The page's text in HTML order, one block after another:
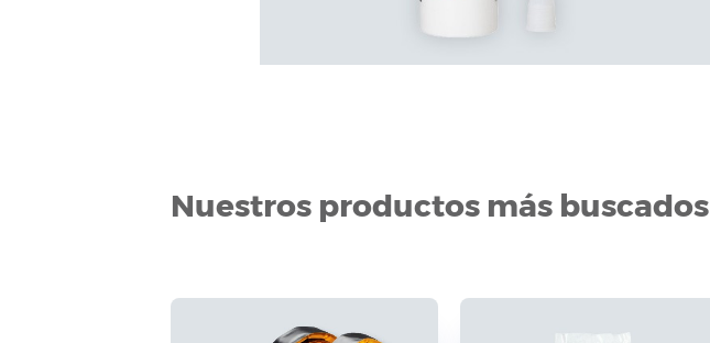
Nuestros productos más buscados